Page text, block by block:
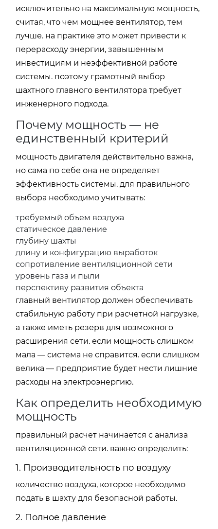
исключительно на максимальную мощность,
считая, что чем мощнее вентилятор, тем
лучше. на практике это может привести к
перерасходу энергии, завышенным
инвестициям и неэффективной работе
системы. поэтому грамотный выбор
шахтного главного вентилятора требует
инженерного подхода.
Почему мощность — не
единственный критерий
мощность двигателя действительно важна,
но сама по себе она не определяет
эффективность системы. для правильного
выбора необходимо учитывать:
требуемый объем воздуха
статическое давление
глубину шахты
длину и конфигурацию выработок
сопротивление вентиляционной сети
уровень газа и пыли
перспективу развития объекта
главный вентилятор должен обеспечивать
стабильную работу при расчетной нагрузке,
а также иметь резерв для возможного
расширения сети. если мощность слишком
мала — система не справится. если слишком
велика — предприятие будет нести лишние
расходы на электроэнергию.
Как определить необходимую
мощность
правильный расчет начинается с анализа
вентиляционной сети. важно определить:
1. Производительность по воздуху
количество воздуха, которое необходимо
подать в шахту для безопасной работы.
2. Полное давление